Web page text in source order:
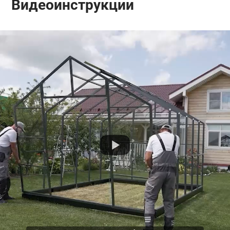
отличии от аналогичных арочных теплиц, и
Наличие двойных дуг на теплице позволяет легко
подвязывать к ним растения и крепить
дополнительное оборудование.
Шаг стоек 0,65 м, в отличие от 1 м, препятствует
образованию «хлопков» и дребезжания
поликарбоната под действием ветра.
Теплицы часто используются в качестве
павильона для бассейна.
Монтаж
Минимальное количество разборных элементов
обеспечивает легкость сборки, поэтому
большинство покупателей устанавливают
теплицу самостоятельно.
Видеоинструкции